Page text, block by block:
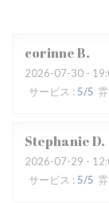
corinneB
2026-07-30 -
サービス : 5/5
StephanieD
2026-07-29 -
サービス : 5/5